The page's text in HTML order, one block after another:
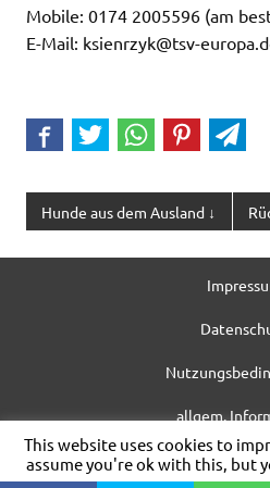
Mobile: 0174 2005596 (am
E-Mail: ksienrzyk@tsv-
Hunde aus dem Ausland ↓
allgem.
WordPress-Theme:
This website uses cookies to
assume you're ok with this, but